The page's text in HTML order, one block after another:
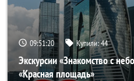
09:51:19 Купили:44
Экскурсии «Знакомство с
«Красная площадь»